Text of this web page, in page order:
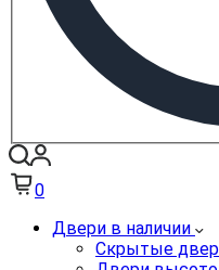
0
Двери в наличии
Скрытые